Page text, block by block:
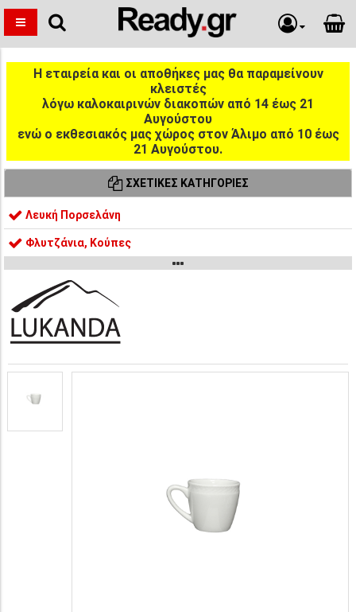
Η εταιρεία και οι αποθήκες μας θα παραμείνουν
κλειστές
λόγω καλοκαιρινών διακοπών από 14 έως 21
Αυγούστου
ενώ ο εκθεσιακός μας χώρος στον Άλιμο από 10 έως
21 Αυγούστου.
ΣΧΕΤΙΚΈΣ ΚΑΤΗΓΟΡΊΕΣ
Λευκή Πορσελάνη
Φλυτζάνια, Κούπες